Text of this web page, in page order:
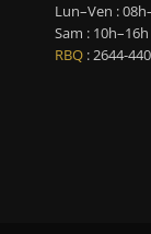
Lun–Ven :
Sam : 10h–16h
RBQ: 2644-